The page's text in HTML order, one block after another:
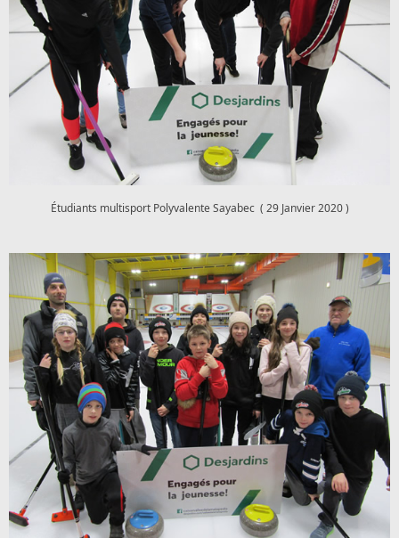
Étudiants multisport Polyvalente Sayabec ( 29 Janvier 2020 )